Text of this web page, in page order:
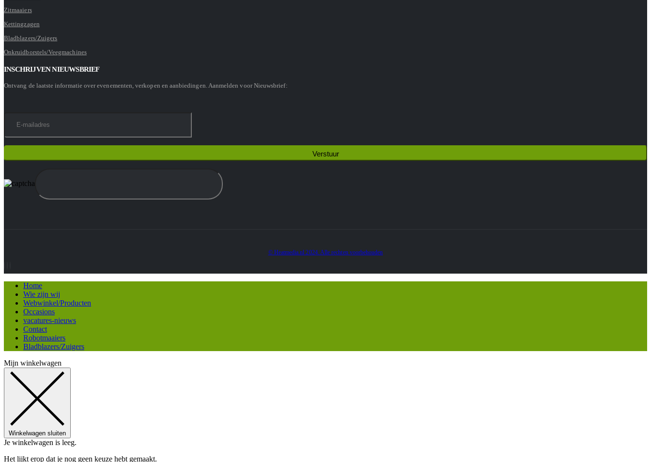
Zitmaaiers
Kettingzagen
Bladblazers/Zuigers
Onkruidborstels/Veegmachines
INSCHRIJVEN NIEUWSBRIEF
Ontvang de laatste informatie over evenementen, verkopen en aanbiedingen. Aanmelden voor Nieuwsbrief:
© Heatmedia.nl 2024. Alle rechten voorbehouden
Home
Wie zijn wij
Webwinkel/Producten
Occasions
vacatures-nieuws
Contact
Robotmaaiers
Bladblazers/Zuigers
Mijn winkelwagen
Winkelwagen sluiten
Je winkelwagen is leeg.
Het lijkt erop dat je nog geen keuze hebt gemaakt.